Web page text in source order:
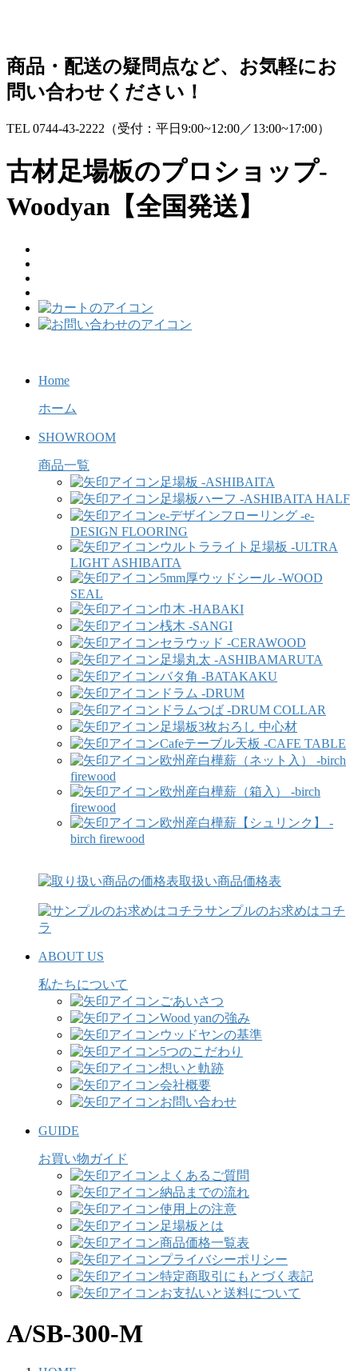
テ
ン
ツ
ス
ッ
プ
ゲ
ー
シ
ン
移
動
商品・配送の疑問点など、お気軽にお
問い合わせください！
TEL 0744-43-2222 （受付：平日9:00~12:00／13:00~17:00）
古材足場板のプロショップ-
Woodyan【全国発送】
Home
ホーム
SHOWROOM
商品一覧
足場板 -ASHIBAITA
足場板ハーフ -ASHIBAITA HALF
e-デザインフローリング -e-
DESIGN FLOORING
ウルトラライト足場板 -ULTRA
LIGHT ASHIBAITA
5mm厚ウッドシール -WOOD
SEAL
巾木 -HABAKI
桟木 -SANGI
セラウッド -CERAWOOD
足場丸太 -ASHIBAMARUTA
バタ角 -BATAKAKU
ドラム -DRUM
ドラムつば -DRUM COLLAR
足場板3枚おろし 中心材
Cafeテーブル天板 -CAFE TABLE
欧州産白樺薪（ネット入） -birch
firewood
欧州産白樺薪（箱入） -birch
firewood
欧州産白樺薪【シュリンク】 -
birch firewood
取扱い商品価格表
サンプルのお求めはコチ
ラ
ABOUT US
私たちについて
ごあいさつ
Wood yanの強み
ウッドヤンの基準
5つのこだわり
想いと軌跡
会社概要
お問い合わせ
GUIDE
お買い物ガイド
よくあるご質問
納品までの流れ
使用上の注意
足場板とは
商品価格一覧表
プライバシーポリシー
特定商取引にもとづく表記
お支払いと送料について
A/SB-300-M